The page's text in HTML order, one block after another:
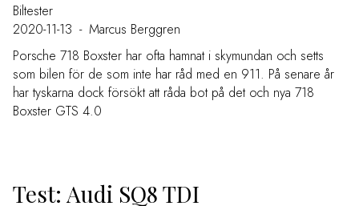
Biltester
2020-11-13 - Marcus Berggren
Porsche 718 Boxster har ofta hamnat i skymundan och setts
som bilen för de som inte har råd med en 911. På senare år
har tyskarna dock försökt att råda bot på det och nya 718
Boxster GTS 4.0
Test: Audi SQ8 TDI